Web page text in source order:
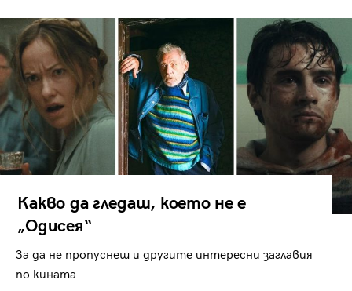
Какво да гледаш, което не е
„Одисея“
За да не пропуснеш и другите интересни заглавия
по кината